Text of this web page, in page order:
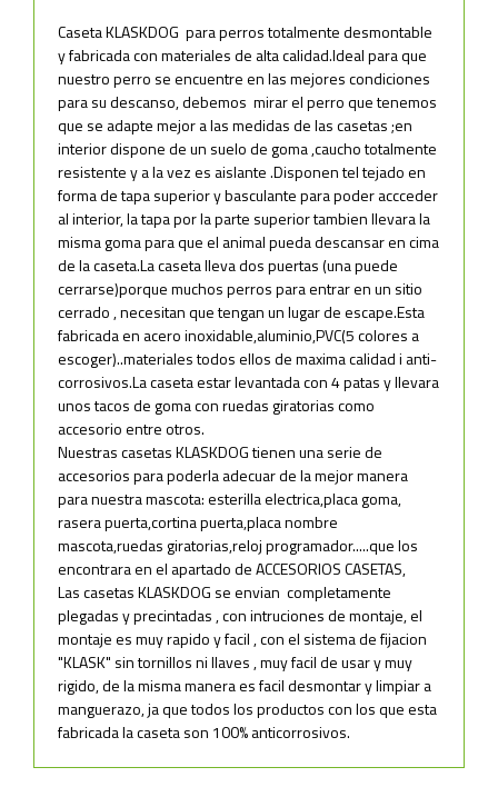
Caseta KLASKDOG para perros totalmente desmontable
y fabricada con materiales de alta calidad.Ideal para que
nuestro perro se encuentre en las mejores condiciones
para su descanso, debemos mirar el perro que tenemos
que se adapte mejor a las medidas de las casetas ;en
interior dispone de un suelo de goma ,caucho totalmente
resistente y a la vez es aislante .Disponen tel tejado en
forma de tapa superior y basculante para poder accceder
al interior, la tapa por la parte superior tambien llevara la
misma goma para que el animal pueda descansar en cima
de la caseta.La caseta lleva dos puertas (una puede
cerrarse)porque muchos perros para entrar en un sitio
cerrado , necesitan que tengan un lugar de escape.Esta
fabricada en acero inoxidable,aluminio,PVC(5 colores a
escoger)..materiales todos ellos de maxima calidad i anti-
corrosivos.La caseta estar levantada con 4 patas y llevara
unos tacos de goma con ruedas giratorias como
accesorio entre otros.
Nuestras casetas KLASKDOG tienen una serie de
accesorios para poderla adecuar de la mejor manera
para nuestra mascota: esterilla electrica,placa goma,
rasera puerta,cortina puerta,placa nombre
mascota,ruedas giratorias,reloj programador.....que los
encontrara en el apartado de ACCESORIOS CASETAS,
Las casetas KLASKDOG se envian completamente
plegadas y precintadas , con intruciones de montaje, el
montaje es muy rapido y facil , con el sistema de fijacion
"KLASK" sin tornillos ni llaves , muy facil de usar y muy
rigido, de la misma manera es facil desmontar y limpiar a
manguerazo, ja que todos los productos con los que esta
fabricada la caseta son 100% anticorrosivos.